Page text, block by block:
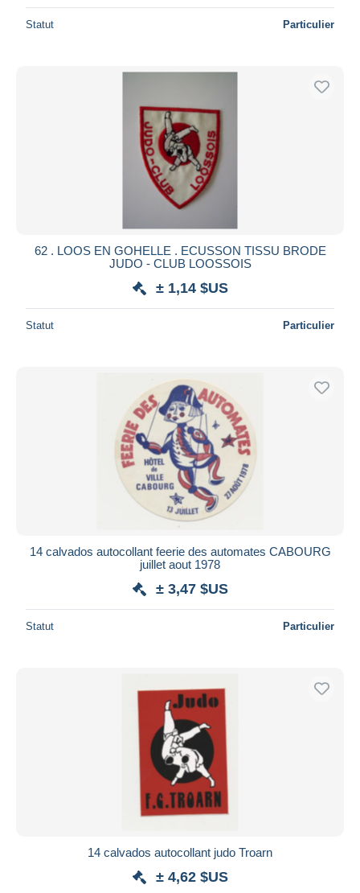
Statut Particulier
62 . LOOS EN GOHELLE . ECUSSON TISSU BRODE
JUDO - CLUB LOOSSOIS
± 1,14 $US
Statut Particulier
14 calvados autocollant feerie des automates CABOURG
juillet aout 1978
± 3,47 $US
Statut Particulier
14 calvados autocollant judo Troarn
± 4,62 $US